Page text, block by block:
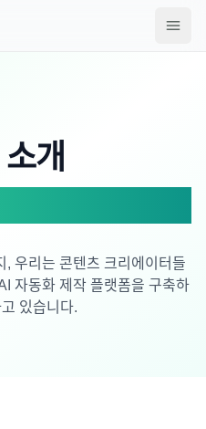
개
, 우리는 콘텐츠 크리에이터들
자동화 제작 플랫폼을 구축하
있습니다.